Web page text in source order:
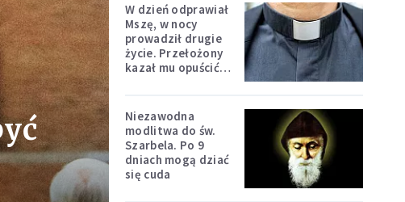
W dzień odprawiał
Mszę, w nocy
prowadził drugie
życie. Przełożony
kazał mu opuścić
Niezawodna
modlitwa do św.
Szarbela. Po 9
dniach mogą dziać
się cuda